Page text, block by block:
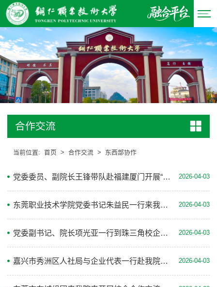
合作交流
当前位置: 首页 > 合作交流 > 东西部协作
党委委员、副院长王锋带队赴福建厦门开展“访企拓岗”促就业专项行动 2026-04-03
东莞职业技术学院党委书记朱益民一行来我院考察交流 2026-04-03
党委副书记、院长项光亚一行到珠三角校企合作制药企业深入调研 2026-04-03
嘉兴市秀洲区人社局与企业代表一行赴我院参加校企合作交流会 2026-04-03